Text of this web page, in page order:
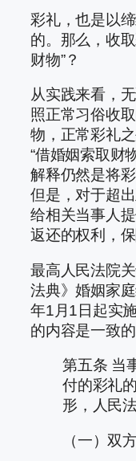
彩礼，也是以
的。那么，收
财物”？
从实践来看，
照正常习俗收
物，正常彩礼
“借婚姻索取财
解释仍然是将
但是，对于超
给相关当事人
返还的权利，
最高人民法院
法典》婚姻家
年1月1日起实
的内容是一致
第五条 当
付的彩礼
形，人民
（一）双